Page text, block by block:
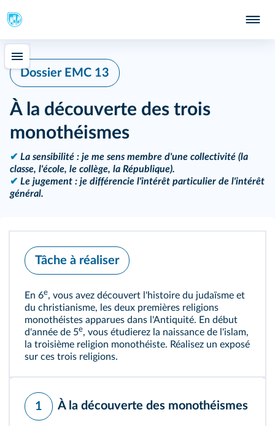
Dossier EMC 13
À la découverte des trois
monothéismes
✔ La sensibilité : je me sens membre d'une collectivité (la
classe, l'école, le collège, la République).
✔ Le jugement : je différencie l'intérêt particulier de l'intérêt
général.
Tâche à réaliser
En 6e, vous avez découvert l'histoire du judaïsme et
du christianisme, les deux premières religions
monothéistes apparues dans l'Antiquité. En début
d'année de 5e, vous étudierez la naissance de l'islam,
la troisième religion monothéiste. Réalisez un exposé
sur ces trois religions.
1 À la découverte des monothéismes